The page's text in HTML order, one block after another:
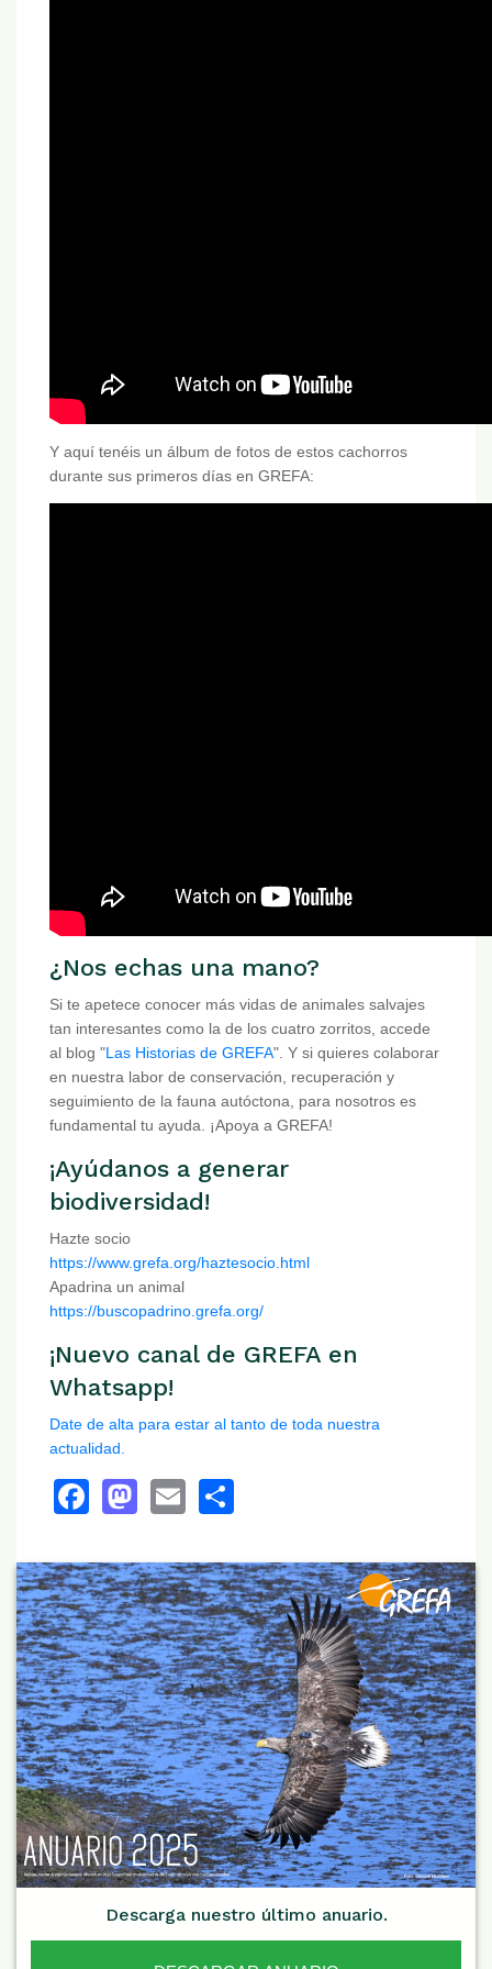
Y aquí tenéis un álbum de fotos de estos cachorros
durante sus primeros días en GREFA:
¿Nos echas una mano?
Si te apetece conocer más vidas de animales salvajes
tan interesantes como la de los cuatro zorritos, accede
al blog "Las Historias de GREFA". Y si quieres colaborar
en nuestra labor de conservación, recuperación y
seguimiento de la fauna autóctona, para nosotros es
fundamental tu ayuda. ¡Apoya a GREFA!
¡Ayúdanos a generar
biodiversidad!
Hazte socio
https://www.grefa.org/haztesocio.html
Apadrina un animal
https://buscopadrino.grefa.org/
¡Nuevo canal de GREFA en
Whatsapp!
Date de alta para estar al tanto de toda nuestra
actualidad.
Facebook
Mastodon
Email
Descarga nuestro último anuario.